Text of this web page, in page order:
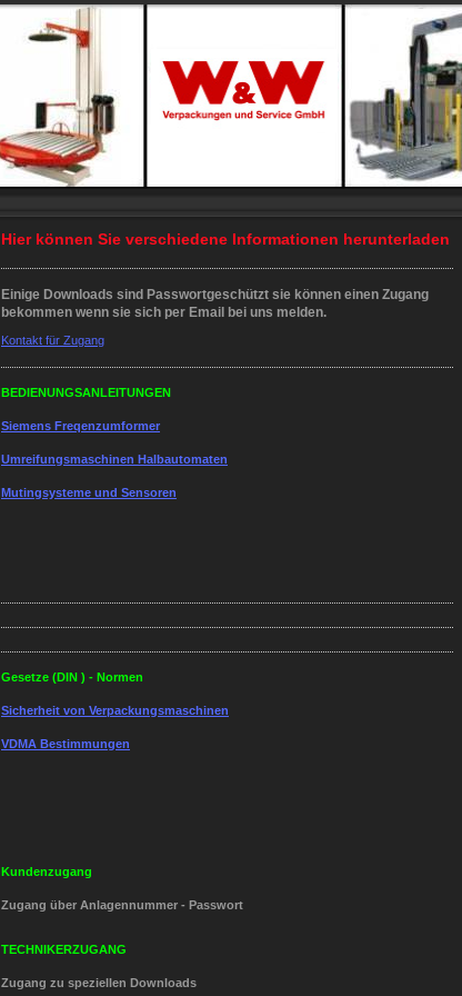
Hier können Sie verschiedene Informationen herunterladen
Einige Downloads sind Passwortgeschützt sie können einen Zugang
bekommen wenn sie sich per Email bei uns melden.
Kontakt für Zugang
BEDIENUNGSANLEITUNGEN
Siemens Freqenzumformer
Umreifungsmaschinen Halbautomaten
Mutingsysteme und Sensoren
Gesetze (DIN ) - Normen
Sicherheit von Verpackungsmaschinen
VDMA Bestimmungen
Kundenzugang
Zugang über Anlagennummer - Passwort
TECHNIKERZUGANG
Zugang zu speziellen Downloads